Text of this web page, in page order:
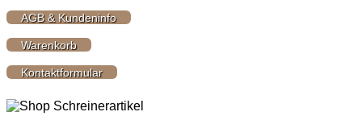
AGB & Kundeninfo
Warenkorb
Kontaktformular